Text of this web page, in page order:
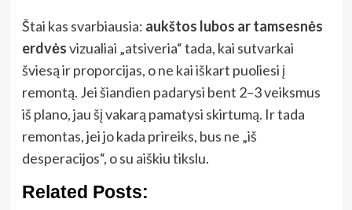
Štai kas svarbiausia: aukštos lubos ar tamsesnės
erdvėsvizualiai „atsiveria“ tada, kai sutvarkai
šviesą ir proporcijas, o ne kai iškart puoliesi į
remontą. Jei šiandien padarysi bent 2–3 veiksmus
iš plano, jau šį vakarą pamatysi skirtumą. Ir tada
remontas, jei jo kada prireiks, bus ne „iš
desperacijos“, o su aiškiu tikslu.
Related Posts: